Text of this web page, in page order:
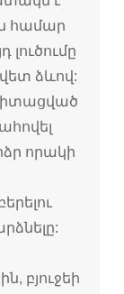
համար
լուծումը
ձևով:
որակի
բյուջեի